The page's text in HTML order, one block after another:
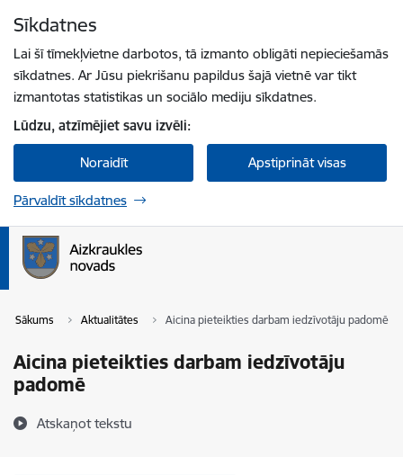
Sīkdatnes
Lai šī tīmekļvietne darbotos, tā izmanto obligāti nepieciešamās
sīkdatnes. Ar Jūsu piekrišanu papildus šajā vietnē var tikt
izmantotas statistikas un sociālo mediju sīkdatnes.
Lūdzu, atzīmējiet savu izvēli:
Noraidīt Apstiprināt visas
Pārvaldīt sīkdatnes
Sākums Aktualitātes Aicina pieteikties darbam iedzīvotāju padomē
Aicina pieteikties darbam iedzīvotāju
padomē
Atskaņot tekstu